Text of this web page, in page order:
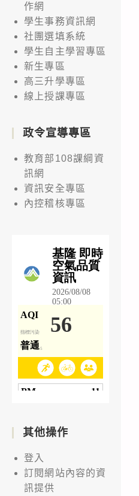
作網
學生事務資訊網
社團選填系統
學生自主學習專區
新生專區
高三升學專區
線上授課專區
政令宣導專區
教育部108課綱資
訊網
資訊安全專區
內控稽核專區
其他操作
登入
訂閱網站內容的資
訊提供